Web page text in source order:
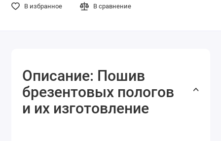
В избранное В сравнение
Описание: Пошив
брезентовых пологов
и их изготовление